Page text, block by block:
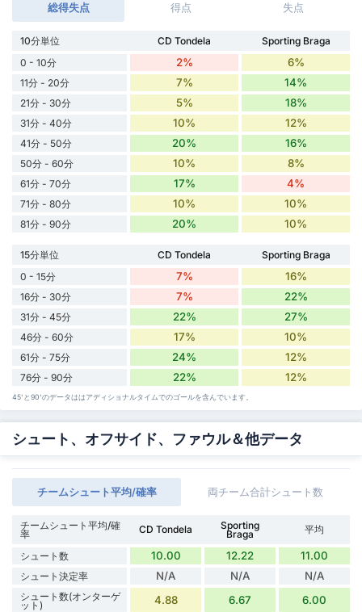
総得失点 得点 失点
10分単位 CD Tondela
Sporting Braga
0 - 10分
2% 6%
11分 - 20分 7% 14%
21分 - 30分 5% 18%
31分 - 40分 10% 12%
41分 - 50分 20% 16%
50分 - 60分 10% 8%
61分 - 70分 17% 4%
71分 - 80分 10% 10%
81分 - 90分 20% 10%
15分単位 CD Tondela
Sporting Braga
0 - 15分
7% 16%
16分 - 30分 7% 22%
31分 - 45分 22% 27%
46分 - 60分 17% 10%
61分 - 75分 24% 12%
76分 - 90分 22% 12%
45'と90'のデータははアディショナルタイムでのゴールを含んでいます。
シュート、オフサイド、ファウル＆他データ
チームシュート平均/確率 両チーム合計シュート数
チームシュート平均/確
率 CD Tondela Sporting
Braga 平均
シュート数 10.00 12.22 11.00
シュート決定率 N/A N/A N/A
シュート数(オンターゲ
ット) 4.88 6.67 6.00